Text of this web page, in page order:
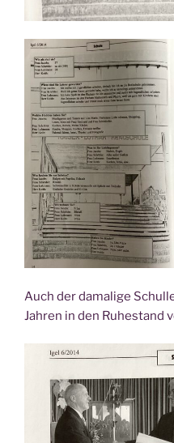
Auch der dama­li­ge
Jah­ren in den Ruhe­stand